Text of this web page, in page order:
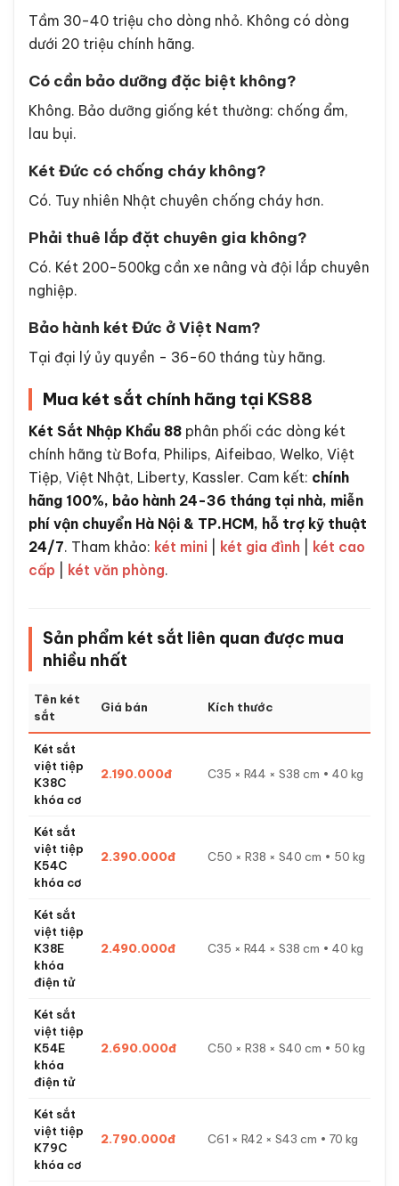
Tầm 30-40 triệu cho dòng nhỏ. Không có dòng
dưới 20 triệu chính hãng.
Có cần bảo dưỡng đặc biệt không?
Không. Bảo dưỡng giống két thường: chống ẩm,
lau bụi.
Két Đức có chống cháy không?
Có. Tuy nhiên Nhật chuyên chống cháy hơn.
Phải thuê lắp đặt chuyên gia không?
Có. Két 200-500kg cần xe nâng và đội lắp chuyên
nghiệp.
Bảo hành két Đức ở Việt Nam?
Tại đại lý ủy quyền - 36-60 tháng tùy hãng.
Mua két sắt chính hãng tại KS88
Két Sắt Nhập Khẩu 88 phân phối các dòng két
chính hãng từ Bofa, Philips, Aifeibao, Welko, Việt
Tiệp, Việt Nhật, Liberty, Kassler. Cam kết: chính
hãng 100%, bảo hành 24-36 tháng tại nhà, miễn
phí vận chuyển Hà Nội & TP.HCM, hỗ trợ kỹ thuật
24/7. Tham khảo: két mini két gia đình
két cao
cấp
két văn phòng.
Sản phẩm két sắt liên quan được mua
nhiều nhất
Tên két
sắt
Giá bán Kích thước
Két sắt
việt tiệp
K38C
khóa cơ
2.190.000đ C35 × R44 × S38 cm • 40 kg
Két sắt
việt tiệp
K54C
khóa cơ
2.390.000đ C50 × R38 × S40 cm • 50 kg
Két sắt
việt tiệp
K38E
khóa
điện tử
2.490.000đ C35 × R44 × S38 cm • 40 kg
Két sắt
việt tiệp
K54E
khóa
điện tử
2.690.000đ C50 × R38 × S40 cm • 50 kg
Két sắt
việt tiệp
K79C
khóa cơ
2.790.000đ C61 × R42 × S43 cm • 70 kg